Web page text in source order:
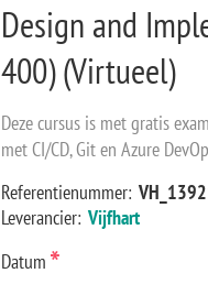
Design and
400) (Virtueel)
Deze cursus is met gratis
met CI/CD, Git en Azure
Referentienummer:
Leverancier: Vijfhart
Datum *